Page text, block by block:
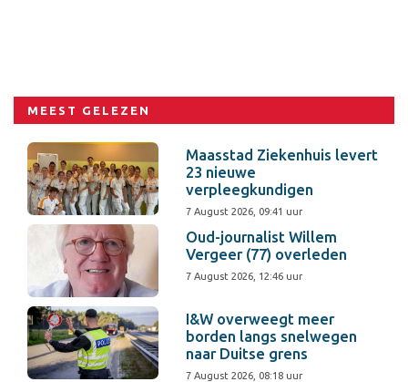
MEEST GELEZEN
Maasstad Ziekenhuis levert
23 nieuwe
verpleegkundigen
7 August 2026, 09:41 uur
Oud-journalist Willem
Vergeer (77) overleden
7 August 2026, 12:46 uur
I&W overweegt meer
borden langs snelwegen
naar Duitse grens
7 August 2026, 08:18 uur